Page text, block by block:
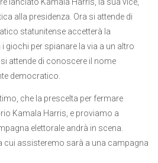
lanciato Kamala Harris, la sua vice,
alla presidenza. Ora si attende di
statunitense accetterà la
giochi per spianare la via a un altro
attende di conoscere il nome
democratico.
che la prescelta per fermare
Kamala Harris, e proviamo a
elettorale andrà in scena.
cui assisteremo sarà a una campagna